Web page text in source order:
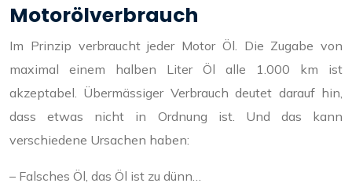
Motorölverbrauch
Im Prinzip verbraucht jeder Motor Öl. Die Zugabe von
maximal einem halben Liter Öl alle 1.000 km ist
akzeptabel. Übermässiger Verbrauch deutet darauf hin,
dass etwas nicht in Ordnung ist. Und das kann
verschiedene Ursachen haben:
– Falsches Öl, das Öl ist zu dünn…